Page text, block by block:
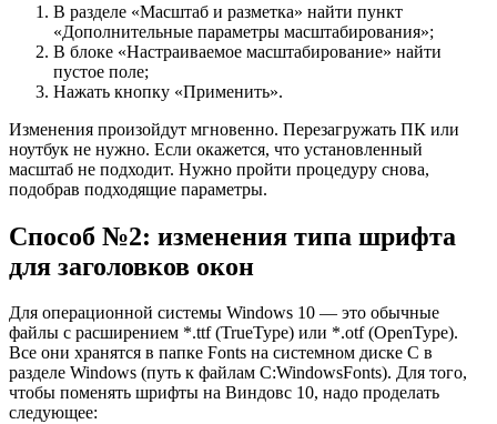
В разделе «Масштаб и разметка» найти пункт
«Дополнительные параметры масштабирования»;
В блоке «Настраиваемое масштабирование» найти
пустое поле;
Нажать кнопку «Применить».
Изменения произойдут мгновенно. Перезагружать ПК или
ноутбук не нужно. Если окажется, что установленный
масштаб не подходит. Нужно пройти процедуру снова,
подобрав подходящие параметры.
Способ №2: изменения типа шрифта
для заголовков окон
Для операционной системы Windows 10 — это обычные
файлы с расширением *.ttf (TrueType) или *.otf (OpenType).
Все они хранятся в папке Fonts на системном диске С в
разделе Windows (путь к файлам С:WindowsFonts). Для того,
чтобы поменять шрифты на Виндовс 10, надо проделать
следующее: